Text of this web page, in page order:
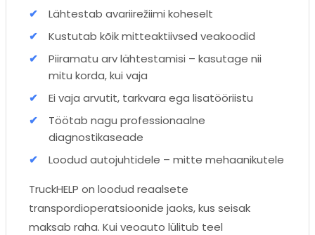
Lähtestab avariirežiimi koheselt
Kustutab kõik mitteaktiivsed veakoodid
Piiramatu arv lähtestamisi – kasutage nii
mitu korda, kui vaja
Ei vaja arvutit, tarkvara ega lisatööriistu
Töötab nagu professionaalne
diagnostikaseade
Loodud autojuhtidele – mitte mehaanikutele
TruckHELP on loodud reaalsete
transpordioperatsioonide jaoks, kus seisak
maksab raha. Kui veoauto lülitub teel